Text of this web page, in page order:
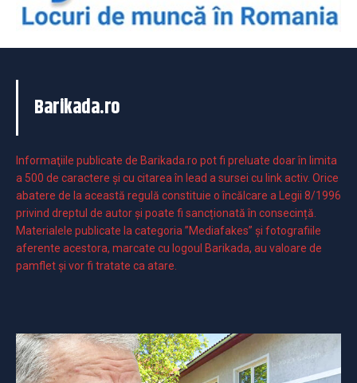
Barikada.ro
Informaţiile publicate de Barikada.ro pot fi preluate doar în limita
a 500 de caractere şi cu citarea în lead a sursei cu link activ. Orice
abatere de la această regulă constituie o încălcare a Legii 8/1996
privind dreptul de autor și poate fi sancționată în consecință.
Materialele publicate la categoria ”Mediafakes” și fotografiile
aferente acestora, marcate cu logoul Barikada, au valoare de
pamflet și vor fi tratate ca atare.